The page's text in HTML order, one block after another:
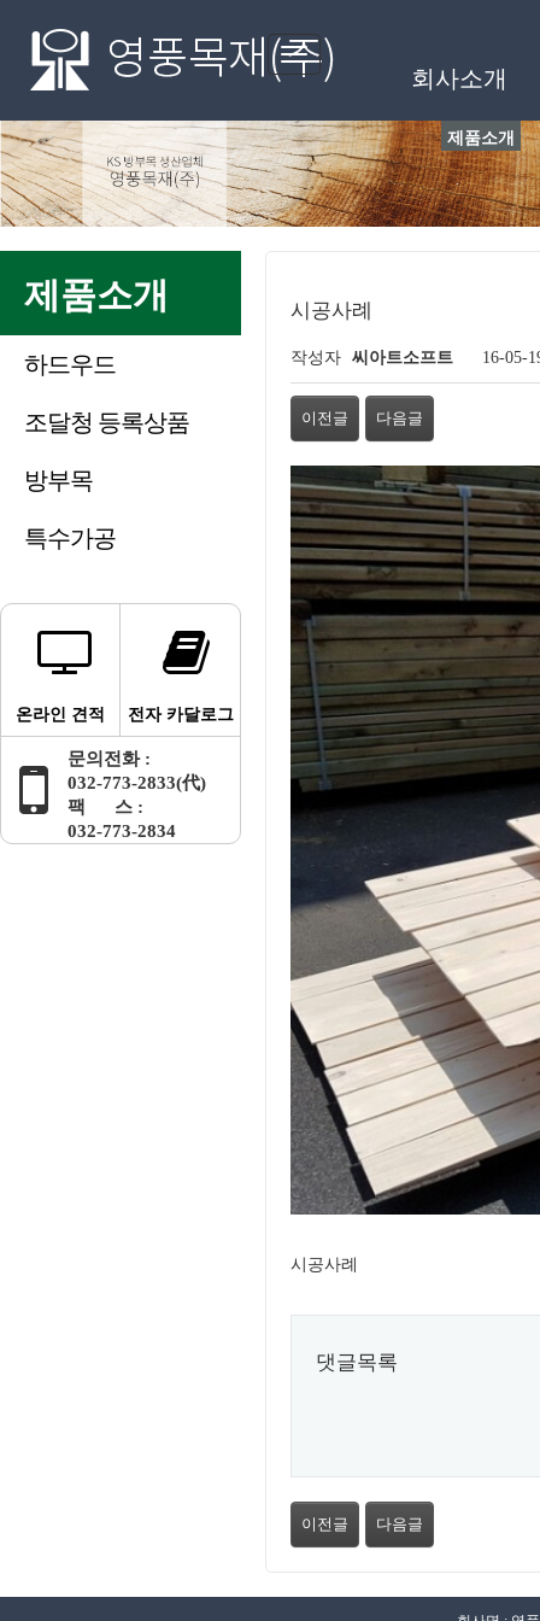
Toggle
navigation
회사소개
제품소개
하드우드
조달청 등록상품
방부목
특수가공
온라인 견적 전자 카달로그
문의전화 :
032-773-2833(代)
팩 스 :
032-773-2834
제품소개
시공사례
페이지 정보
작성자 씨아트소프트 16-05-
관련링크
이전글 다음글
본문
시공사례
댓글목록
이전글 다음글